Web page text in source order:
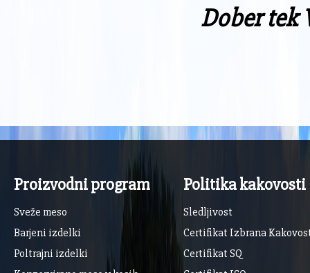
Dober tek
Proizvodni program
Sveže meso
Barjeni izdelki
Poltrajni izdelki
Politika kakovosti
Sledljivost
Certifikat Izbrana
Certifikat SQ